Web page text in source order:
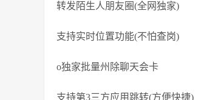
转发陌生人朋友圈(全网独家)
支持实时位置功能(不怕查岗)
o独家批量州除聊天会卡
支持第3三方应用跳转(方便快捷)